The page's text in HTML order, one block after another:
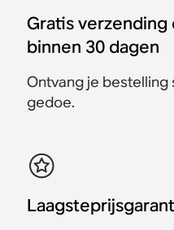
Gratis
binnen 30 dagen
Ontvang je
gedoe.